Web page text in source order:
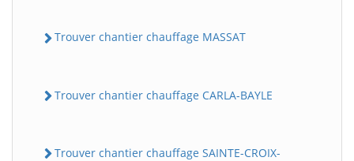
Trouver chantier chauffage MASSAT
Trouver chantier chauffage CARLA-BAYLE
Trouver chantier chauffage SAINTE-CROIX-